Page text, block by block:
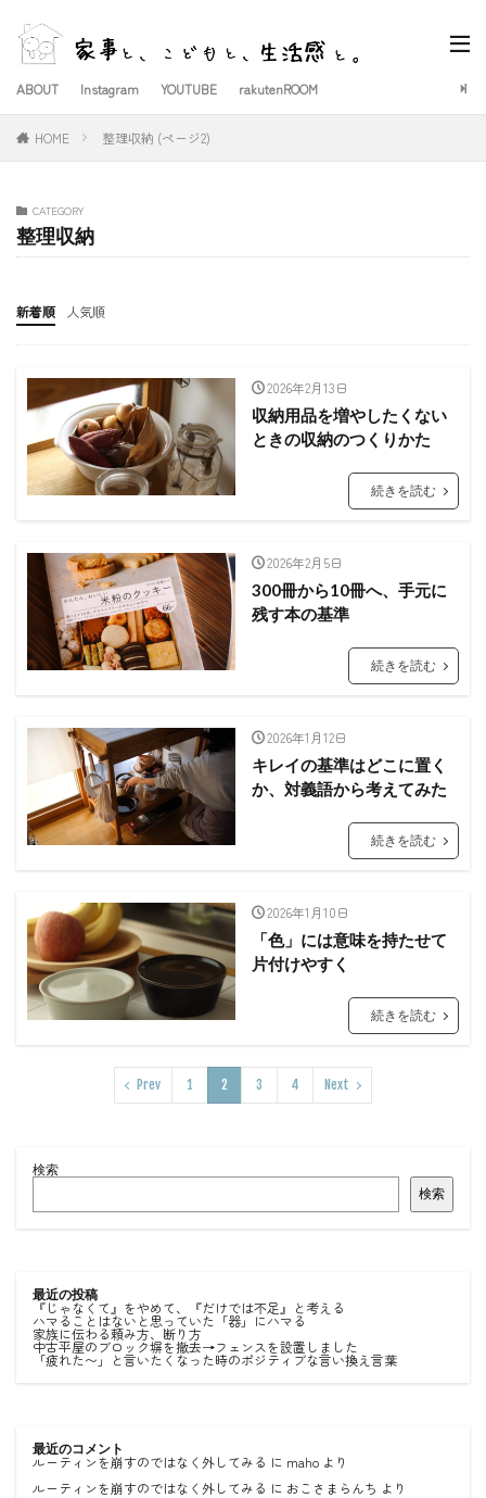
ABOUT Instagram YOUTUBE rakutenROOM
HOME 整理収納 (ページ2)
CATEGORY
整理収納
新着順 人気順
2026年2月13日
収納用品を増やしたくない
ときの収納のつくりかた
続きを読む
2026年2月5日
300冊から10冊へ、手元に
残す本の基準
続きを読む
2026年1月12日
キレイの基準はどこに置く
か、対義語から考えてみた
続きを読む
2026年1月10日
「色」には意味を持たせて
片付けやすく
続きを読む
Prev 1 2 3 4 Next
検索
検索
最近の投稿
『じゃなくて』をやめて、『だけでは不足』と考える
ハマることはないと思っていた「器」にハマる
家族に伝わる頼み方、断り方
中古平屋のブロック塀を撤去→フェンスを設置しました
「疲れた〜」と言いたくなった時のポジティブな言い換え言葉
最近のコメント
ルーティンを崩すのではなく外してみる に maho より
ルーティンを崩すのではなく外してみる に おこさまらんち より